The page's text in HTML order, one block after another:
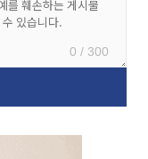
0 / 300